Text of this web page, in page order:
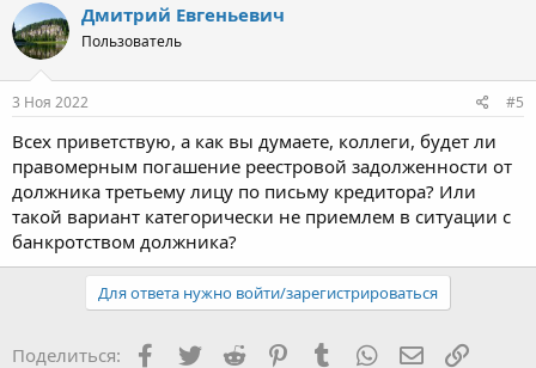
=> отсутствуют основания для осуществления процессуальной
замены
(определение Верховного Суда Российской Федерации от
30.10.2017 N 310-ЭС17-15359)
Дмитрий Евгеньевич
Пользователь
3 Ноя 2022 #5
Всех приветствую, а как вы думаете, коллеги, будет ли
правомерным погашение реестровой задолженности от
должника третьему лицу по письму кредитора? Или
такой вариант категорически не приемлем в ситуации с
банкротством должника?
Для ответа нужно войти/зарегистрироваться
Поделиться: Facebook
TwitterReddit PinterestTumblr WhatsApp Ссылка